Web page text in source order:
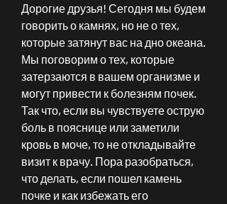
Дорогие друзья! Сегодня мы будем
говорить о камнях, но не о тех,
которые затянут вас на дно океана.
Мы поговорим о тех, которые
затерзаются в вашем организме и
могут привести к болезням почек.
Так что, если вы чувствуете острую
боль в пояснице или заметили
кровь в моче, то не откладывайте
визит к врачу. Пора разобраться,
что делать, если пошел камень
почке и как избежать его